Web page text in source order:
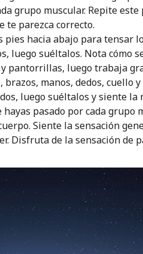
grupo muscular. Repite
te parezca correcto.
pies hacia abajo para tensar
luego suéltalos. Nota cómo
pantorrillas, luego trabaja
manos, dedos, cuello y
luego suéltalos y siente la
hayas pasado por cada grupo
Siente la sensación
Disfruta de la sensación de